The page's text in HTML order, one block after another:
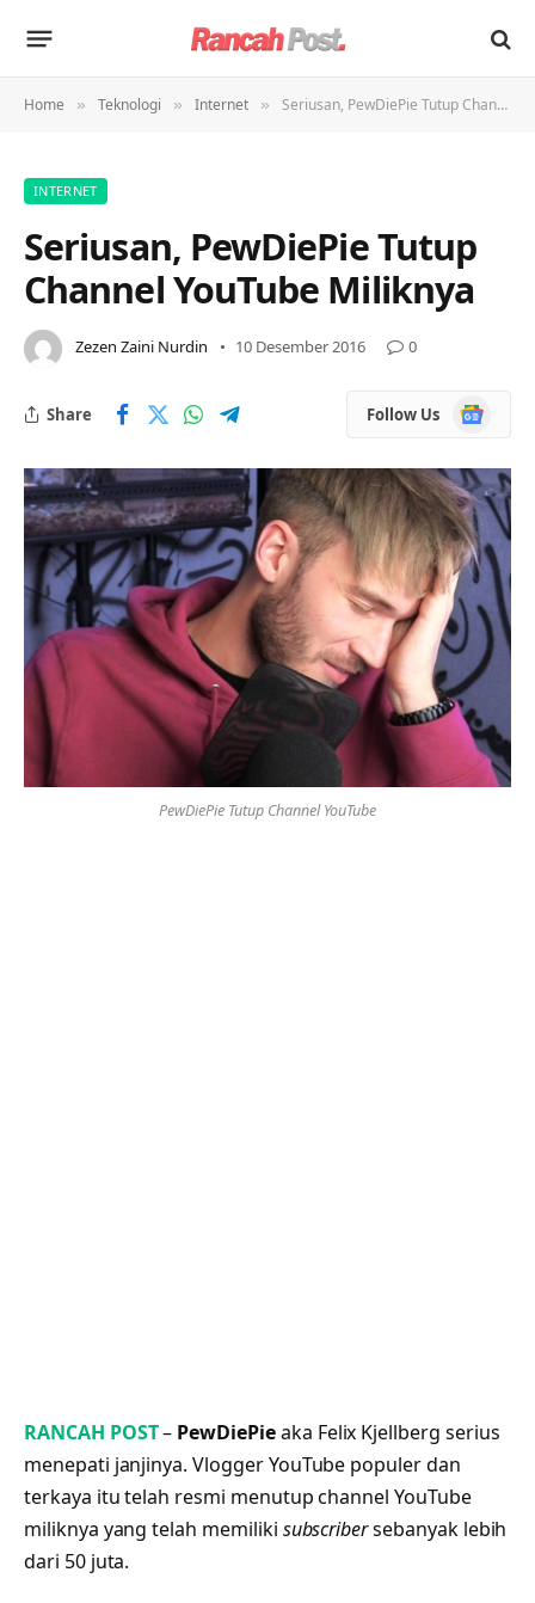
Home » Teknologi » Internet » Seriusan, PewDiePie Tutup Channel YouTube Miliknya
INTERNET
Seriusan, PewDiePie Tutup
Channel YouTube Miliknya
Zezen Zaini Nurdin 10 Desember 2016 0
Share Follow Us
Google
News
PewDiePie Tutup Channel YouTube
RANCAH POST– PewDiePieaka Felix Kjellberg serius
menepati janjinya. Vlogger YouTube populer dan
terkaya itu telah resmi menutup channel YouTube
miliknya yang telah memiliki subscribersebanyak lebih
dari 50 juta.